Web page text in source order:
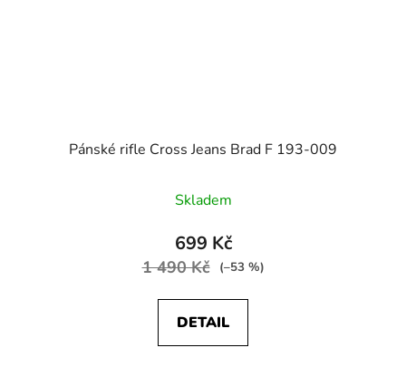
Pánské rifle Cross Jeans Brad F 193-009
Skladem
699 Kč
1 490 Kč (–53 %)
DETAIL